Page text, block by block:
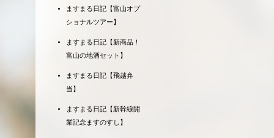
ますまる日記【富山オプ
ショナルツアー】
ますまる日記【新商品！
富山の地酒セット】
ますまる日記【飛越弁
当】
ますまる日記【新幹線開
業記念ますのすし】